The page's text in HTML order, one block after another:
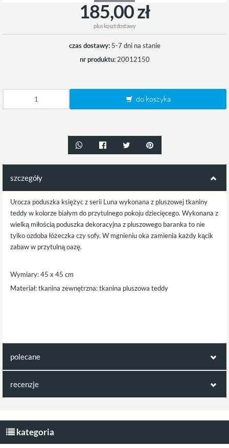
185,00 zł
plus koszt dostawy
czas dostawy: 5-7 dni na stanie
nr produktu:20012150
do koszyka
szczegóły
Urocza poduszka księżyc z serii Luna wykonana z pluszowej tkaniny
teddy w kolorze białym do przytulnego pokoju dziecięcego. Wykonana z
wielką miłością poduszka dekoracyjna z pluszowego baranka to nie
tylko ozdoba łóżeczka czy sofy. W mgnieniu oka zamienia każdy kącik
zabaw w przytulną oazę.
Wymiary: 45 x 45 cm
Materiał: tkanina zewnętrzna: tkanina pluszowa teddy
polecane
ten produkt jest np. kompatybilny z:
beżowy
Egmont
recenzje
Napisz pierwszą recenzję jako klient!
kategoria